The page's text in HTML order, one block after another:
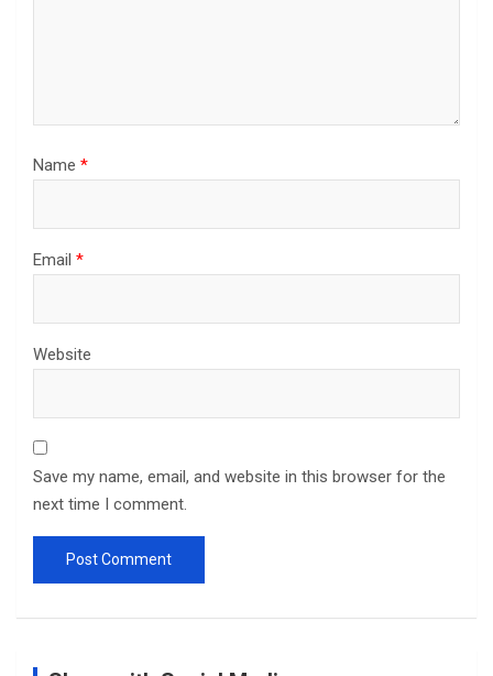
Name *
Email *
Website
Save my name, email, and website in this browser for the
next time I comment.